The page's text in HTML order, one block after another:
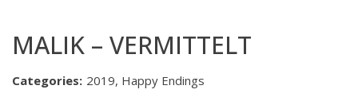
MALIK – VERMITTELT
Categories: 2019, Happy Endings